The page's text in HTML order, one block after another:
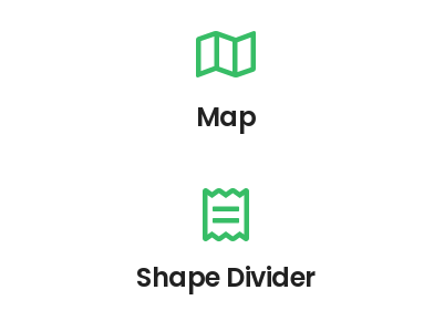
Map
Shape Divider